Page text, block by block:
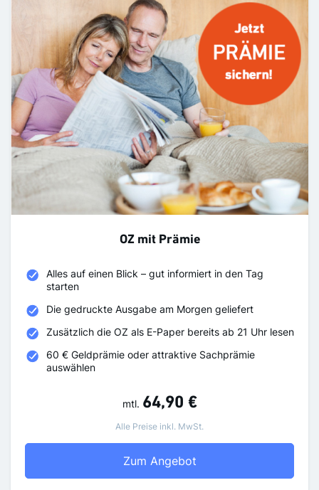
OZ mit Prämie
Alles auf einen Blick – gut informiert in den Tag
starten
Die gedruckte Ausgabe am Morgen geliefert
Zusätzlich die OZ als E-Paper bereits ab 21 Uhr lesen
60 € Geldprämie oder attraktive Sachprämie
auswählen
mtl. 64,90 €
Alle Preise inkl. MwSt.
Zum AngebotOZ mit Prämie